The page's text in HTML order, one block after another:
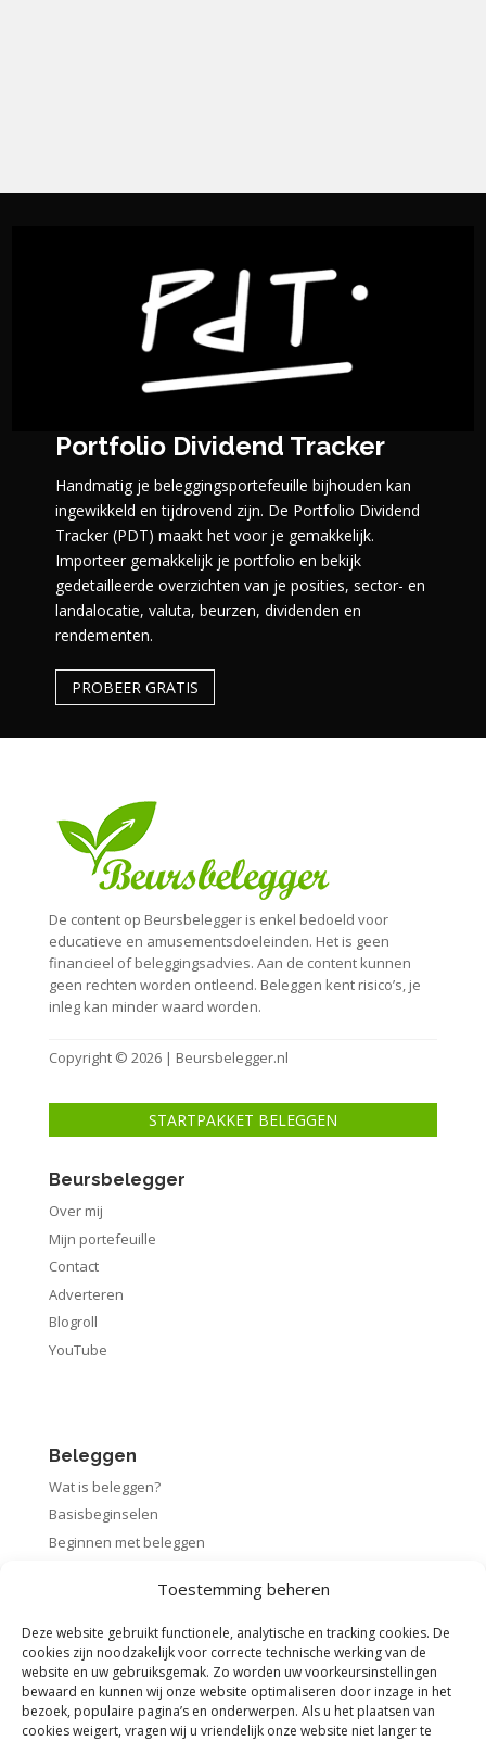
Toestemming beheren
Deze website gebruikt functionele, analytische en tracking cookies. De
cookies zijn noodzakelijk voor correcte technische werking van de
website en uw gebruiksgemak. Zo worden uw voorkeursinstellingen
bewaard en kunnen wij onze website optimaliseren door inzage in het
bezoek, populaire pagina’s en onderwerpen. Als u het plaatsen van
cookies weigert, vragen wij u vriendelijk onze website niet langer te
Portfolio Dividend Tracker
Handmatig je beleggingsportefeuille bijhouden kan
ingewikkeld en tijdrovend zijn. De Portfolio Dividend
Tracker (PDT) maakt het voor je gemakkelijk.
Importeer gemakkelijk je portfolio en bekijk
gedetailleerde overzichten van je posities, sector- en
landalocatie, valuta, beurzen, dividenden en
rendementen.
PROBEER GRATIS
De content op Beursbelegger is enkel bedoeld voor
educatieve en amusementsdoeleinden. Het is geen
financieel of beleggingsadvies. Aan de content kunnen
geen rechten worden ontleend. Beleggen kent risico’s, je
inleg kan minder waard worden.
Copyright © 2026 | Beursbelegger.nl
STARTPAKKET BELEGGEN
Beursbelegger
Over mij
Mijn portefeuille
Contact
Adverteren
Blogroll
YouTube
Beleggen
Wat is beleggen?
Basisbeginselen
Beginnen met beleggen
Rendement berekenen
Voorwaarden
Algemene voorwaarden